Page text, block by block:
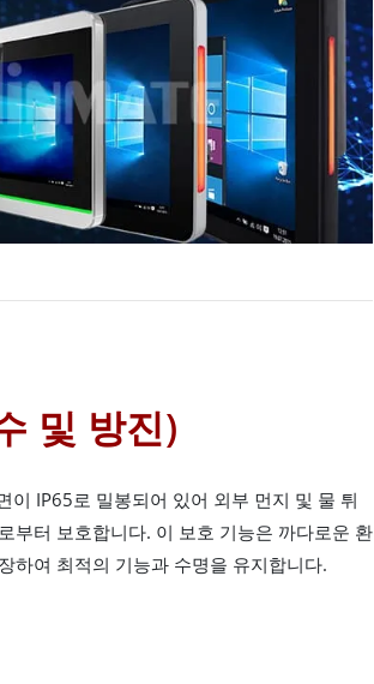
및 방진)
이 IP65로 밀봉되어 있어 외부 먼지 및 물 튀
부터 보호합니다. 이 보호 기능은 까다로운 환
하여 최적의 기능과 수명을 유지합니다.